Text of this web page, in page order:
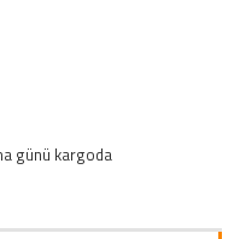
günü kargoda